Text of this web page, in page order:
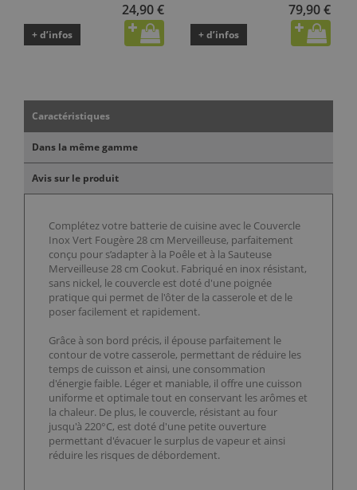
24,90 €
+ d’infos
79,90 €
+ d’infos
Caractéristiques
Dans la même gamme
Avis sur le produit
Complétez votre batterie de cuisine avec le Couvercle
Inox Vert Fougère 28 cm Merveilleuse, parfaitement
conçu pour s’adapter à la Poêle et à la Sauteuse
Merveilleuse 28 cm Cookut. Fabriqué en inox résistant,
sans nickel, le couvercle est doté d'une poignée
pratique qui permet de l'ôter de la casserole et de le
poser facilement et rapidement.
Grâce à son bord précis, il épouse parfaitement le
contour de votre casserole, permettant de réduire les
temps de cuisson et ainsi, une consommation
d'énergie faible. Léger et maniable, il offre une cuisson
uniforme et optimale tout en conservant les arômes et
la chaleur. De plus, le couvercle, résistant au four
jusqu'à 220°C, est doté d'une petite ouverture
permettant d'évacuer le surplus de vapeur et ainsi
réduire les risques de débordement.